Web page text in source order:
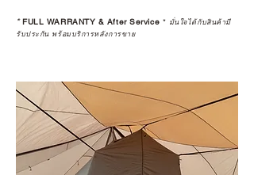
*FULL WARRANTY & After Service * มั่นใจได้กับสินค้ามี
รับประกัน พร้อมบริการหลังการขาย